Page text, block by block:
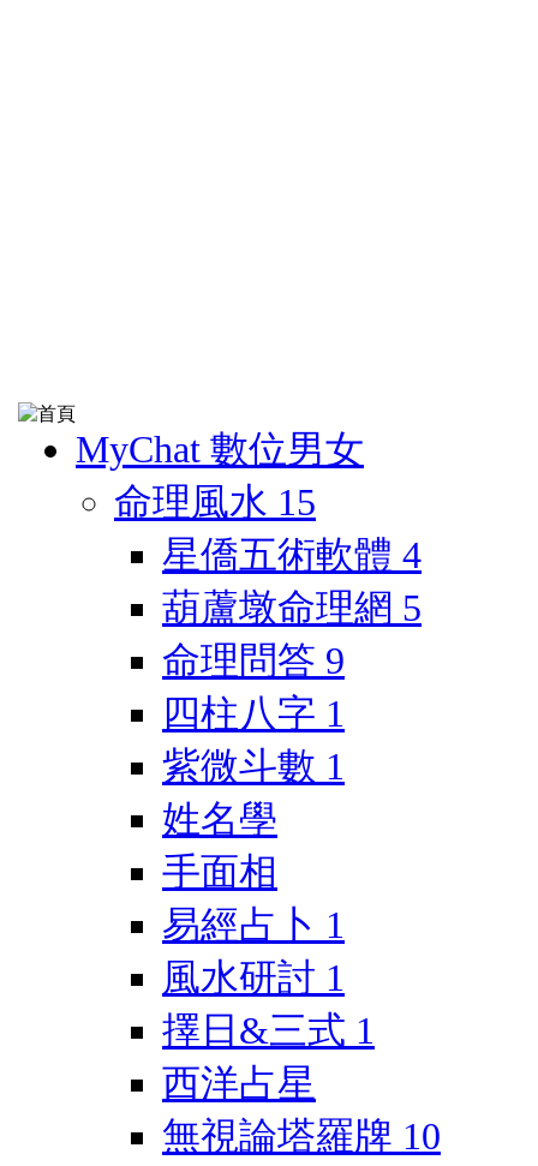
MyChat 數位男女
命理風水 15
星僑五術軟體 4
葫蘆墩命理網 5
命理問答 9
四柱八字 1
紫微斗數 1
姓名學
手面相
易經占卜 1
風水研討 1
擇日&三式 1
西洋占星
無視論塔羅牌 10